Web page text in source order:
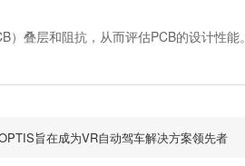
叠层和阻抗，从而评估PCB的设计性能。
旨在成为VR自动驾车解决方案领先者